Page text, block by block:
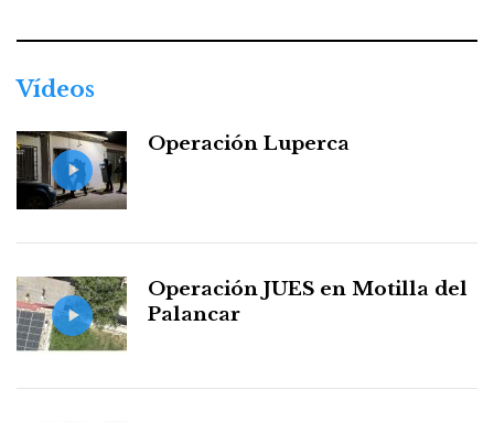
Vídeos
Operación Luperca
Operación JUES en Motilla del
Palancar